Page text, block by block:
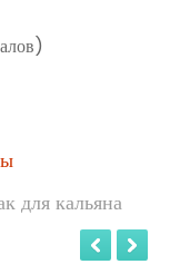
для кальяна